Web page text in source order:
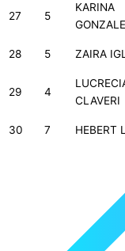
27 5
KARINA
28 5 ZAIRA
29 4
CLAVERI
30 7 HEBERT